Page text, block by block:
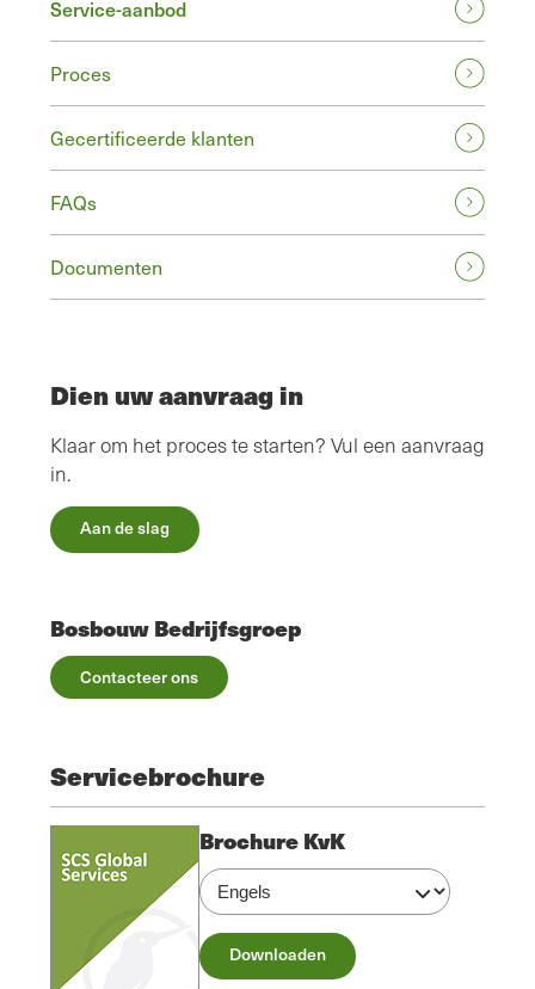
Service-aanbod
Proces
Gecertificeerde klanten
FAQs
Documenten
Dien uw aanvraag in
Klaar om het proces te starten? Vul een aanvraag
in.
Aan de slag
Bosbouw Bedrijfsgroep
Contacteer ons
Servicebrochure
Brochure KvK
Downloaden